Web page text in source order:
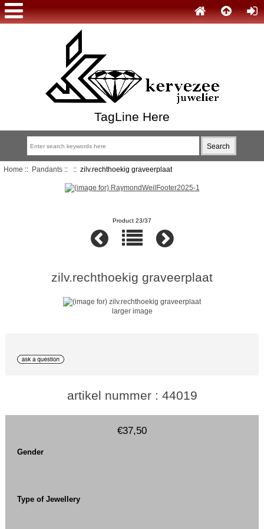
TagLine Here
Home :: Pandants:: :: zilv.rechthoekig graveerplaat
Product 23/37
zilv.rechthoekig graveerplaat
larger image
artikel nummer : 44019
€37,50
Gender
Type of Jewellery